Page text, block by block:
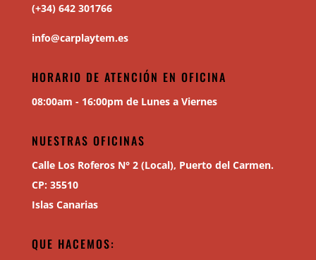
(+34) 642 301766
info@carplaytem.es
HORARIO DE ATENCIÓN EN OFICINA
08:00am - 16:00pm de Lunes a Viernes
NUESTRAS OFICINAS
Calle Los Roferos N° 2 (Local), Puerto del Carmen.
CP: 35510
Islas Canarias
QUE HACEMOS: